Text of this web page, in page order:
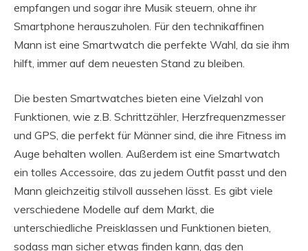
empfangen und sogar ihre Musik steuern, ohne ihr
Smartphone herauszuholen. Für den technikaffinen
Mann ist eine Smartwatch die perfekte Wahl, da sie ihm
hilft, immer auf dem neuesten Stand zu bleiben.
Die besten Smartwatches bieten eine Vielzahl von
Funktionen, wie z.B. Schrittzähler, Herzfrequenzmesser
und GPS, die perfekt für Männer sind, die ihre Fitness im
Auge behalten wollen. Außerdem ist eine Smartwatch
ein tolles Accessoire, das zu jedem Outfit passt und den
Mann gleichzeitig stilvoll aussehen lässt. Es gibt viele
verschiedene Modelle auf dem Markt, die
unterschiedliche Preisklassen und Funktionen bieten,
sodass man sicher etwas finden kann, das den